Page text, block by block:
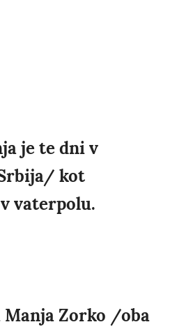
je te dni v
kot
vaterpolu.
Manja Zorko /oba